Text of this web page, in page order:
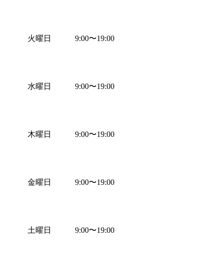
火曜日
水曜日
木曜日
金曜日
土曜日
9:00〜19:00
9:00〜19:00
9:00〜19:00
9:00〜19:00
9:00〜19:00